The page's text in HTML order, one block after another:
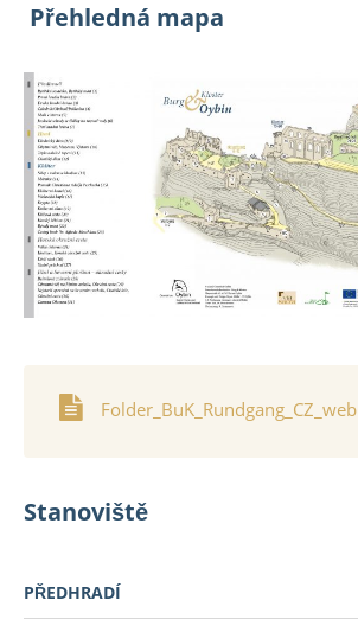
Přehledná mapa
Folder_BuK_Rundgang_CZ_web
Stanoviště
PŘEDHRADÍ